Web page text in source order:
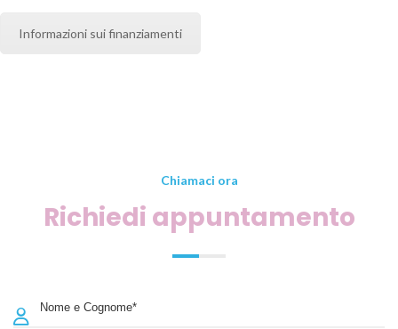
Informazioni sui finanziamenti
Chiamaci ora
Richiedi appuntamento